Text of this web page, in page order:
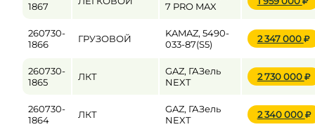
Цена
1867
7 PRO MAX
260730-
1866
ГРУЗОВОЙ
KAMAZ, 5490-
033-87(S5)
2 347 000
260730-
1865
ЛКТ
GAZ, ГАЗель
NEXT
2 730 000
260730-
1864
ЛКТ
GAZ, ГАЗель
NEXT
2 340 000